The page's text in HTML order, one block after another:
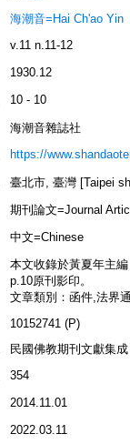
海潮音=Hai Ch'ao Yin
v.11 n.11-12
1930.12
10 - 10
海潮音雜誌社
https://
臺北市, 臺灣 [Taipei
期刊論文=Journal
中文=Chinese
本文收錄於黃夏年主
p.10原刊影印。
文章類別：函件,法界
10152741 (P)
民國佛教期刊文獻集
354
2014.11.01
2022.03.11